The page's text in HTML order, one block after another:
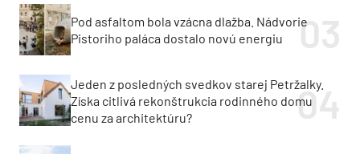
Pod asfaltom bola vzácna dlažba. Nádvorie
Pistoriho paláca dostalo novú energiu
Jeden z posledných svedkov starej Petržalky.
Získa citlivá rekonštrukcia rodinného domu
cenu za architektúru?